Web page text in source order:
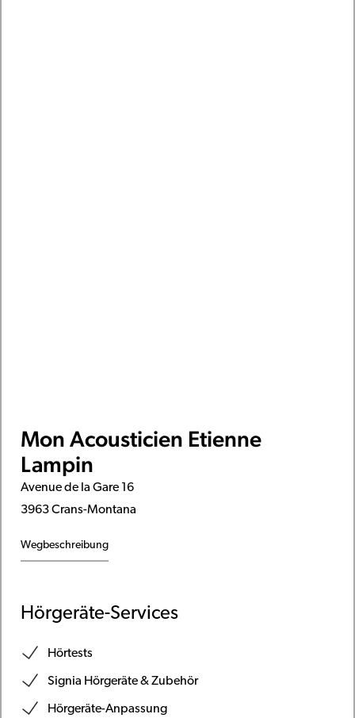
Mon Acousticien Etienne
Lampin
Avenue de la Gare 16
3963 Crans-Montana
Wegbeschreibung
Hörgeräte-Services
Hörtests
Signia Hörgeräte & Zubehör
Hörgeräte-Anpassung